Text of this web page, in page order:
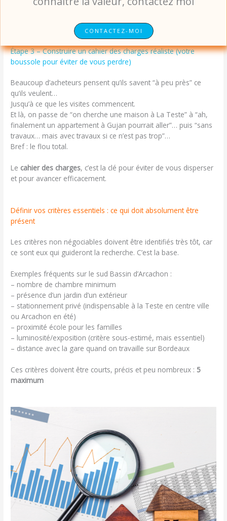
CONTACTEZ-MOI
Étape 3 – Construire un cahier des charges réaliste (votre
boussole pour éviter de vous perdre)
Beaucoup d’acheteurs pensent qu’ils savent “à peu près” ce
qu’ils veulent…
Jusqu’à ce que les visites commencent.
Et là, on passe de “on cherche une maison à La Teste” à “ah,
finalement un appartement à Gujan pourrait aller”… puis “sans
travaux… mais avec travaux si ce n’est pas trop”…
Bref : le flou total.
Le cahier des charges, c’est la clé pour éviter de vous disperser
et pour avancer efficacement.
Définir vos critères essentiels : ce qui doit absolument être
présent
Les critères non négociables doivent être identifiés très tôt, car
ce sont eux qui guideront la recherche. C’est la base.
Exemples fréquents sur le sud Bassin d’Arcachon :
– nombre de chambre minimum
– présence d’un jardin d’un extérieur
– stationnement privé (indispensable à la Teste en centre ville
ou Arcachon en été)
– proximité école pour les familles
– luminosité/exposition (critère sous-estimé, mais essentiel)
– distance avec la gare quand on travaille sur Bordeaux
Ces critères doivent être courts, précis et peu nombreux : 5
maximum